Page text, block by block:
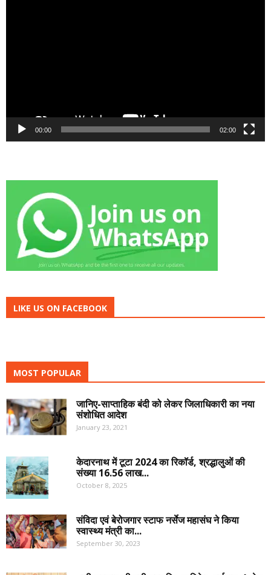
00:00 02:00
LIKE US ON FACEBOOK
MOST POPULAR
जानिए-साप्ताहिक बंदी को लेकर जिलाधिकारी का नया
संशोधित आदेश
January 23, 2021
केदारनाथ में टूटा 2024 का रिकॉर्ड, श्रद्धालुओं की
संख्या 16.56 लाख...
October 8, 2025
संविदा एवं बेरोजगार स्टाफ नर्सेज महासंघ ने किया
स्वास्थ्य मंत्री का...
September 30, 2023